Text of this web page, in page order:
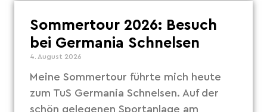
Sommertour 2026: Besuch
bei Germania Schnelsen
4. August 2026
Meine Sommertour führte mich heute
zum TuS Germania Schnelsen. Auf der
schön gelegenen Sportanlage am